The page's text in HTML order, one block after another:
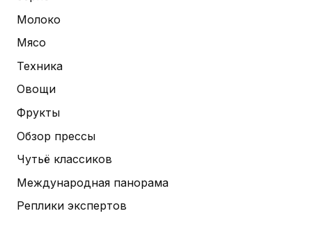
Молоко
Мясо
Техника
Овощи
Фрукты
Обзор прессы
Чутьё классиков
Международная панорама
Реплики экспертов